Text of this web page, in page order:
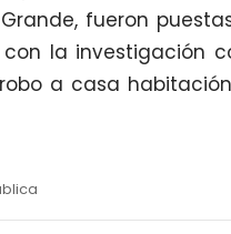
fueron
la investigación
a casa